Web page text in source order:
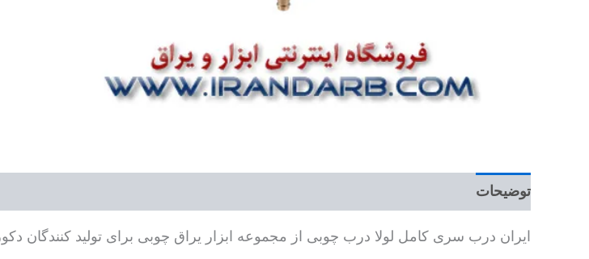
توضیحات
ایران درب سری کامل لولا درب چوبی از مجموعه ابزار یراق چوبی برای تولید کنندگان